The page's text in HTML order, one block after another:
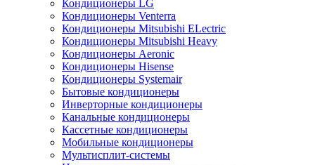
Кондиционеры LG
Кондиционеры Venterra
Кондиционеры Mitsubishi ELectric
Кондиционеры Mitsubishi Heavy
Кондиционеры Aeronic
Кондиционеры Hisense
Кондиционеры Systemair
Бытовые кондиционеры
Инверторные кондиционеры
Канальные кондиционеры
Кассетные кондиционеры
Мобильные кондиционеры
Мультисплит-системы